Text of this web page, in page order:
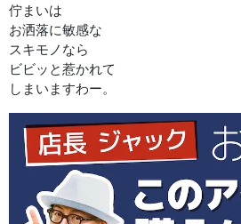
佇まいは
お洒落に敏感な
スキモノなら
ビビッと惹かれて
しまいますわー。